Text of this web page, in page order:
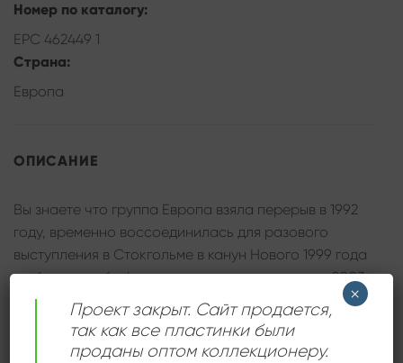
Номер по каталогу:
EPC 462449 1
Страна:
Европа
ОПИСАНИЕ
Вы знаете что группа Европа взяла перерыв в 1992
году, временно воссоединилась для разового
выступления в Стокгольме в канун Нового 1999 года
и объявила об официальном воссоединении в 2003
году.
Состав группы на этой пластинке
– Joey Tempest : Vocals
Проект закрыт. Сайт продается,
так как все пластинки были
проданы оптом коллекционеру.
×